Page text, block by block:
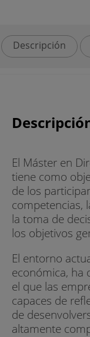
Descripción
El Máster en
tiene como
de los
competencias,
la toma de
los objetivos
El entorno
económica, ha
el que las
capaces de
de
altamente